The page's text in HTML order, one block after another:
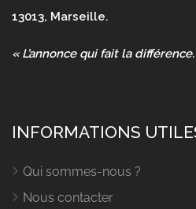
13013, Marseille.
« L’annonce qui fait la
INFORMATIONS
Qui sommes-nous ?
Nous contacter